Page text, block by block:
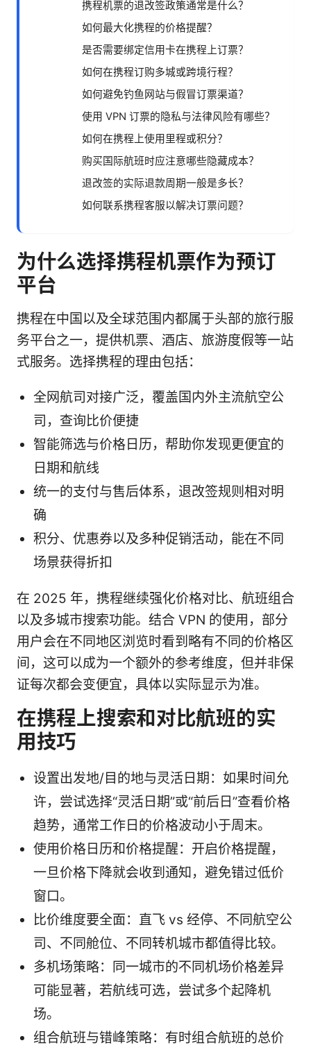
携程机票的退改签政策通常是什么？
如何最大化携程的价格提醒？
是否需要绑定信用卡在携程上订票？
如何在携程订购多城或跨境行程？
如何避免钓鱼网站与假冒订票渠道？
使用 VPN 订票的隐私与法律风险有哪些？
如何在携程上使用里程或积分？
购买国际航班时应注意哪些隐藏成本？
退改签的实际退款周期一般是多长？
如何联系携程客服以解决订票问题？
为什么选择携程机票作为预订
平台
携程在中国以及全球范围内都属于头部的旅行服
务平台之一，提供机票、酒店、旅游度假等一站
式服务。选择携程的理由包括：
全网航司对接广泛，覆盖国内外主流航空公
司，查询比价便捷
智能筛选与价格日历，帮助你发现更便宜的
日期和航线
统一的支付与售后体系，退改签规则相对明
确
积分、优惠券以及多种促销活动，能在不同
场景获得折扣
在 2025 年，携程继续强化价格对比、航班组合
以及多城市搜索功能。结合 VPN 的使用，部分
用户会在不同地区浏览时看到略有不同的价格区
间，这可以成为一个额外的参考维度，但并非保
证每次都会变便宜，具体以实际显示为准。
在携程上搜索和对比航班的实
用技巧
设置出发地/目的地与灵活日期：如果时间允
许，尝试选择“灵活日期”或“前后日”查看价格
趋势，通常工作日的价格波动小于周末。
使用价格日历和价格提醒：开启价格提醒，
一旦价格下降就会收到通知，避免错过低价
窗口。
比价维度要全面：直飞 vs 经停、不同航空公
司、不同舱位、不同转机城市都值得比较。
多机场策略：同一城市的不同机场价格差异
可能显著，若航线可选，尝试多个起降机
场。
组合航班与错峰策略：有时组合航班的总价